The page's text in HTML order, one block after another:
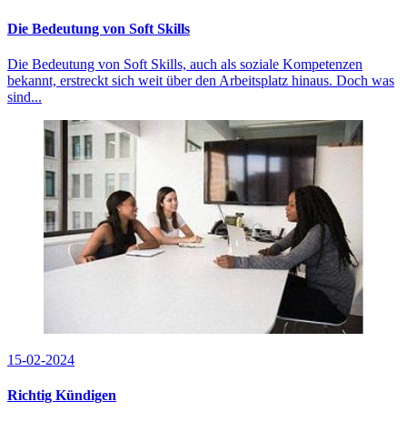
Die Bedeutung von Soft Skills
Die Bedeutung von Soft Skills, auch als soziale Kompetenzen
bekannt, erstreckt sich weit über den Arbeitsplatz hinaus. Doch was
sind...
15-02-2024
Richtig Kündigen